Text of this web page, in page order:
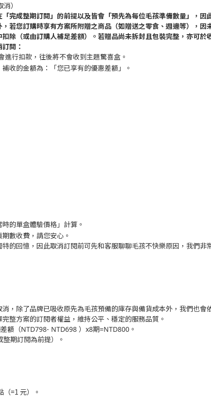
）
完成整期訂閱」的前提以及皆會「預先為每位毛孩準備數量」，因
若您訂購時享有方案所附贈之商品（如贈送之零食、週邊等），因
除（或由訂購人補足差額）。若贈品尚未拆封且包裝完整，亦可於
閱：
行扣款，往後將不會收到主題驚喜盒。
收的金額為：「您已享有的優惠差額」。
的單盒體驗價格」計算。
數收費，請您安心。
的回憶，因此取消訂閱前可先和客服聊聊毛孩不快樂原因，我們非
，除了品牌已吸收原先為毛孩預備的庫存與備貨成本外，我們也會
整方案的訂閱者權益，維持公平、穩定的服務品質。
額 （NTD798- NTD698 ）x8期=NTD800。
期訂閱為前提）。
=1 元）。